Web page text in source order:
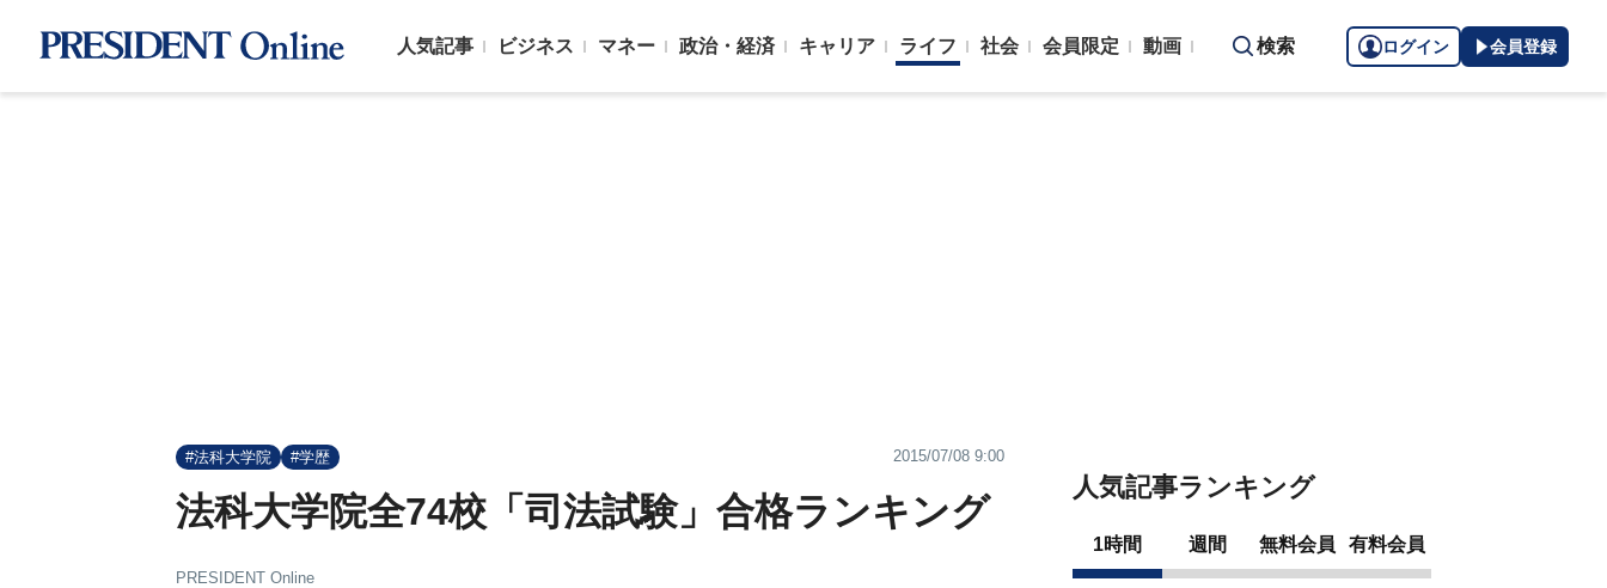
人気記事 ビジネス マネー 政治・経済 キャリア ライフ 社会 会員限定 動画 検索 ログイン 会員登録
#法科大学院 #学歴 2015/07/08 9:00
法科大学院全74校「司法試験」合格ランキング
PRESIDENT Online
人気記事ランキング
1時間 週間 無料会員 有料会員